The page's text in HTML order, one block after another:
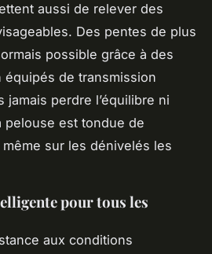
aussi de relever des
Des pentes de plus
possible grâce à des
de transmission
jamais perdre l’équilibre ni
pelouse est tondue de
sur les dénivelés les
pour tous les
aux conditions